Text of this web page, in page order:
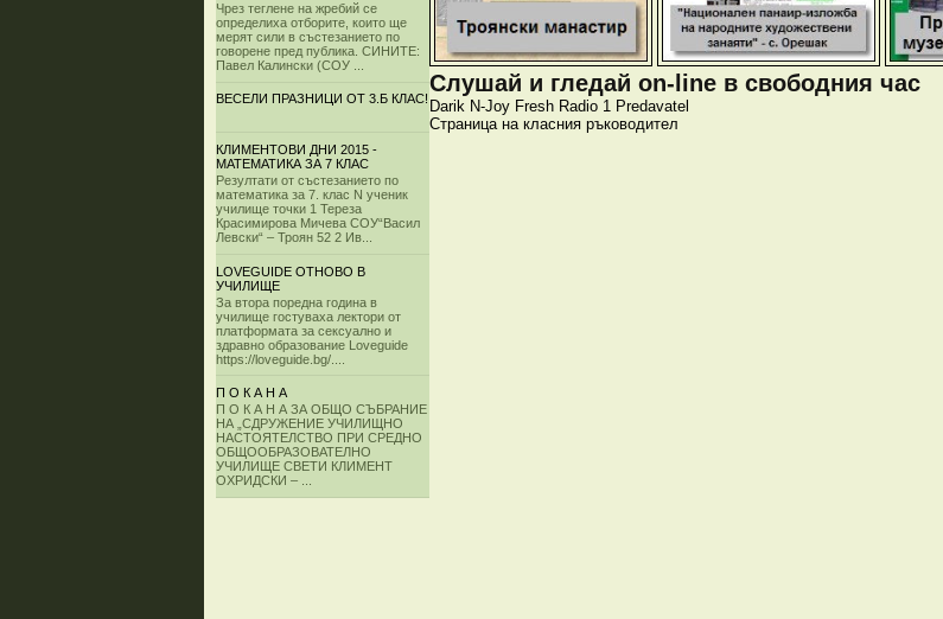
Чрез теглене на жребий се
определиха отборите, които ще
мерят сили в състезанието по
говорене пред публика. СИНИТЕ:
Павел Калински (СОУ ...
ВЕСЕЛИ ПРАЗНИЦИ ОТ 3.Б КЛАС!
КЛИМЕНТОВИ ДНИ 2015 -
МАТЕМАТИКА ЗА 7 КЛАС
Резултати от състезанието по
математика за 7. клас N ученик
училище точки 1 Тереза
Красимирова Мичева СОУ“Васил
Левски“ – Троян 52 2 Ив...
LOVEGUIDE ОТНОВО В
УЧИЛИЩЕ
За втора поредна година в
училище гостуваха лектори от
платформата за сексуално и
здравно образование Loveguide
https://loveguide.bg/....
П О К А Н А
П О К А Н А ЗА ОБЩО СЪБРАНИЕ
НА „СДРУЖЕНИЕ УЧИЛИЩНО
НАСТОЯТЕЛСТВО ПРИ СРЕДНО
ОБЩООБРАЗОВАТЕЛНО
УЧИЛИЩЕ СВЕТИ КЛИМЕНТ
ОХРИДСКИ – ...
Слушай и гледай on-line в свободния час
Darik N-Joy Fresh Radio 1 Predavatel
Страница на класния ръководител